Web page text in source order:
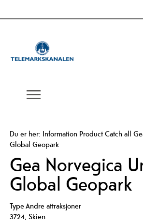
Du er her: Information Product Catch all
Global Geopark
Gea Norvegica
Global Geopark
TypeAndre attraksjoner
3724, Skien